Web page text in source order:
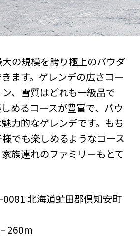
の規模を誇り極上のパウダ
ます。ゲレンデの広さコー
、雪質はどれも一級品で
めるコースが豊富で、パウ
力的なゲレンデです。もち
でも楽しめるようなコース
族連れのファミリーもとて
北海道虻田郡倶知安町
260m